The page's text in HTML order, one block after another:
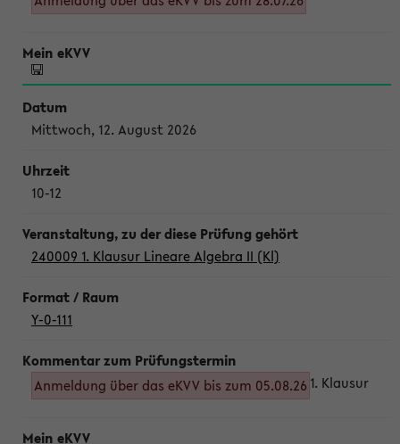
Mittwoch, 12. August 2026
10-12
240009 1. Klausur Lineare Algebra II (Kl)
Y-0-111
Anmeldung über das eKVV bis zum 05.08.26 1. Klausur